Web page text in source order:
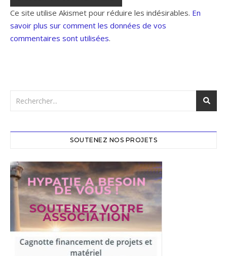
Ce site utilise Akismet pour réduire les indésirables. En
savoir plus sur comment les données de vos
commentaires sont utilisées.
SOUTENEZ NOS PROJETS